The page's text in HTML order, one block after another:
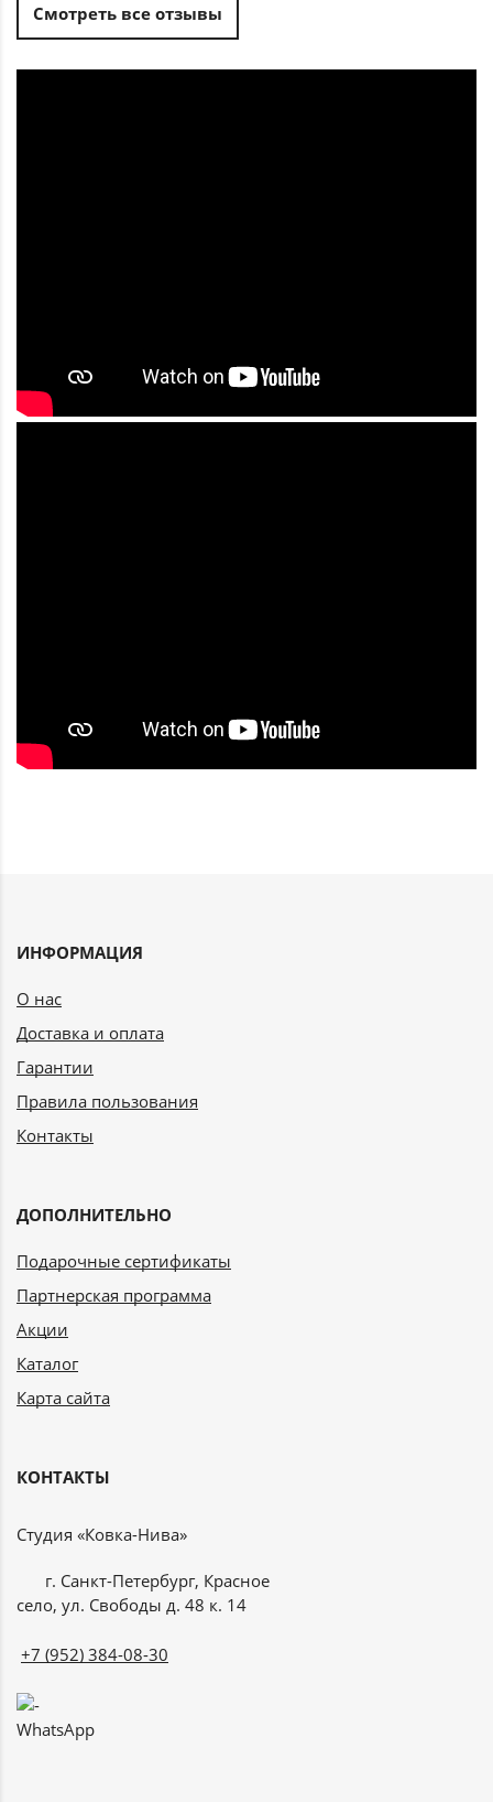
Смотреть все отзывы
ИНФОРМАЦИЯ
О нас
Доставка и оплата
Гарантии
Правила пользования
Контакты
ДОПОЛНИТЕЛЬНО
Подарочные сертификаты
Партнерская программа
Акции
Каталог
Карта сайта
КОНТАКТЫ
Студия «Ковка-Нива»
г. Санкт-Петербург, Красное
село, ул. Свободы д. 48 к. 14
+7 (952) 384-08-30
WhatsApp